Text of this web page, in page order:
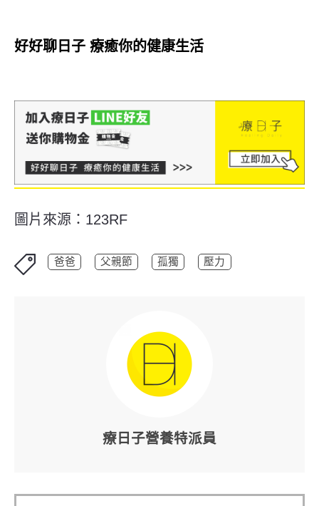
好好聊日子 療癒你的健康生活
圖片來源：123RF
爸爸 父親節 孤獨 壓力
療日子營養特派員